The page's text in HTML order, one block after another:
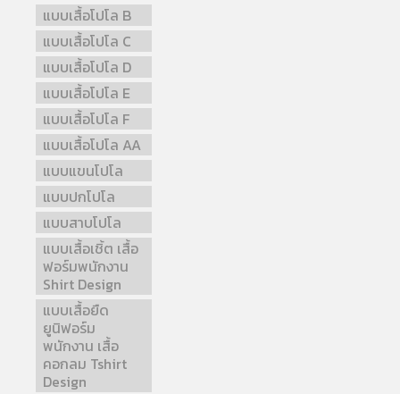
แบบเสื้อโปโล B
แบบเสื้อโปโล C
แบบเสื้อโปโล D
แบบเสื้อโปโล E
แบบเสื้อโปโล F
แบบเสื้อโปโล AA
แบบแขนโปโล
แบบปกโปโล
แบบสาบโปโล
แบบเสื้อเชิ้ต เสื้อ
ฟอร์มพนักงาน
Shirt Design
แบบเสื้อยืด
ยูนิฟอร์ม
พนักงาน เสื้อ
คอกลม Tshirt
Design